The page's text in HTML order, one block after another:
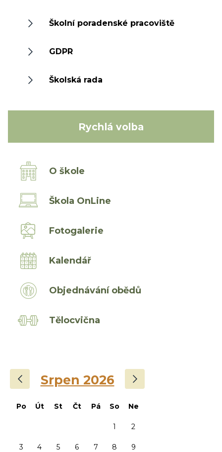
Školní poradenské pracoviště
GDPR
Školská rada
Rychlá volba
O škole
Škola OnLine
Fotogalerie
Kalendář
Objednávání obědů
Tělocvična
Srpen 2026 ›
Po Út St Čt Pá So Ne
1 2
3 4 5 6 7 8 9